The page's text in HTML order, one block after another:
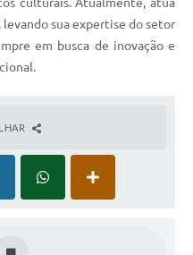
sua expertise do setor
em busca de inovação e